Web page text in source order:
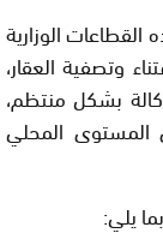
الوزارية
وتصفية العقار،
بشكل منتظم،
المستوى المحلي
يلي: